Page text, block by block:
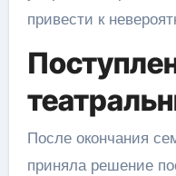
привести к
После окончания
приняла решение